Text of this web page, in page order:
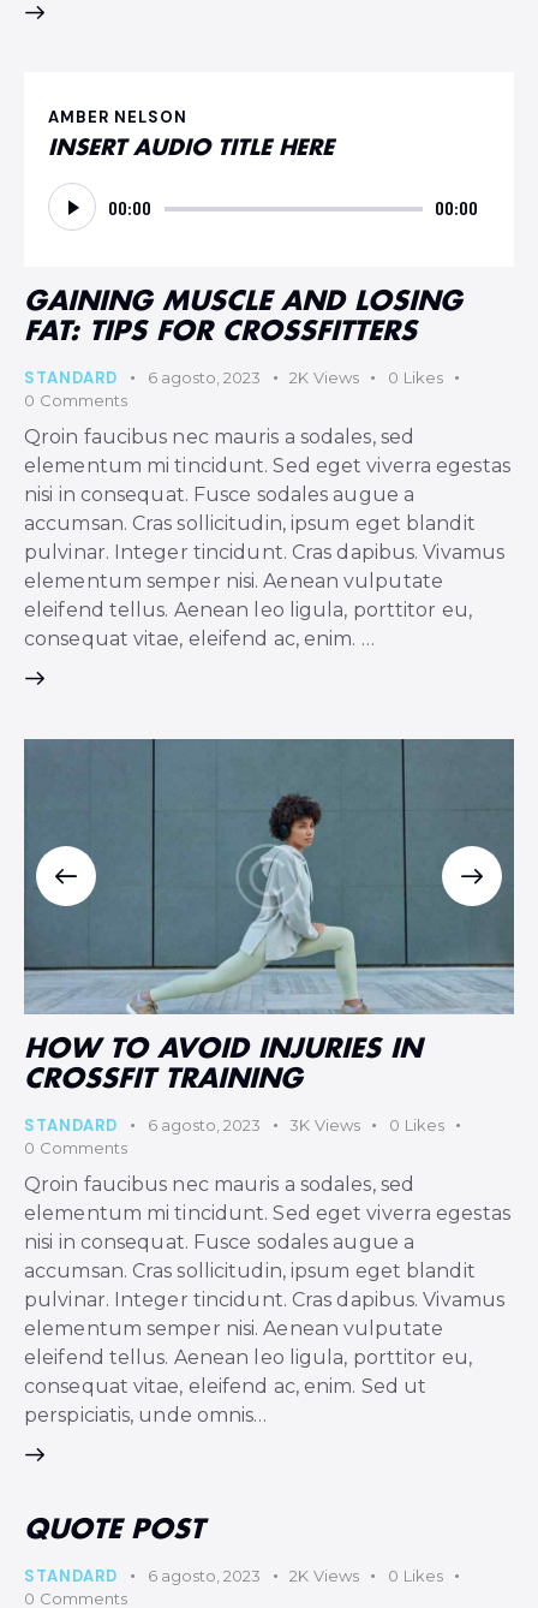
AMBER NELSON
INSERT AUDIO TITLE HERE
Reproductor
de
00:00 00:00
GAINING MUSCLE AND LOSING
FAT: TIPS FOR CROSSFITTERS
STANDARD 6 agosto, 2023 2K Views 0 Likes
0 Comments
Qroin faucibus nec mauris a sodales, sed
elementum mi tincidunt. Sed eget viverra egestas
nisi in consequat. Fusce sodales augue a
accumsan. Cras sollicitudin, ipsum eget blandit
pulvinar. Integer tincidunt. Cras dapibus. Vivamus
elementum semper nisi. Aenean vulputate
eleifend tellus. Aenean leo ligula, porttitor eu,
consequat vitae, eleifend ac, enim. …
HOW TO AVOID INJURIES IN
CROSSFIT TRAINING
STANDARD 6 agosto, 2023 3K Views 0 Likes
0 Comments
Qroin faucibus nec mauris a sodales, sed
elementum mi tincidunt. Sed eget viverra egestas
nisi in consequat. Fusce sodales augue a
accumsan. Cras sollicitudin, ipsum eget blandit
pulvinar. Integer tincidunt. Cras dapibus. Vivamus
elementum semper nisi. Aenean vulputate
eleifend tellus. Aenean leo ligula, porttitor eu,
consequat vitae, eleifend ac, enim. Sed ut
perspiciatis, unde omnis…
QUOTE POST
STANDARD 6 agosto, 2023 2K Views 0 Likes
0 Comments